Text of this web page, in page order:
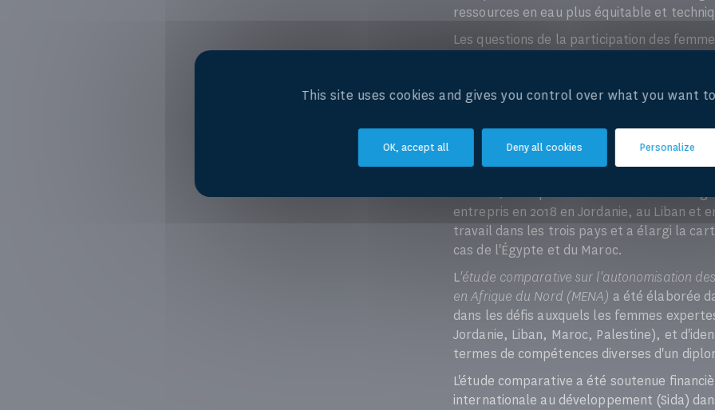
ressources en eau plus équitable et
Les questions de la participation des
eaux partagées n'ont pas reçu
cours sur le terrain. Afin de contribuer à
Mediterranean (GWP-Med) et le Geneva
et ont initié une collaboration sur le rôle
l'accent sur la région du Moyen-Orient et
travail technique/de cartographie sur le
femmes dans le cadre de la diplomatie
de l'eau, en capitalisant sur la
entrepris en 2018 en Jordanie, au Liban et
travail dans les trois pays et a élargi la
cas de l'Égypte et du Maroc.
L'étude comparative sur l'autonomisation
en Afrique du Nord (MENA) a été élaborée
dans les défis auxquels les femmes
Jordanie, Liban, Maroc, Palestine), et
termes de compétences diverses d'un
L'étude comparative a été soutenue
internationale au développement (Sida)
This site uses cookies and gives you control over what you want
OK, accept all Deny all cookies Personalize